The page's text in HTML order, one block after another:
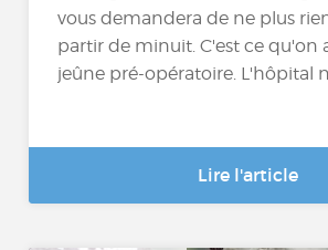
vous demandera de ne plus
partir de minuit. C'est ce qu'on
jeûne pré-opératoire. L'hôpital
Lire l'article